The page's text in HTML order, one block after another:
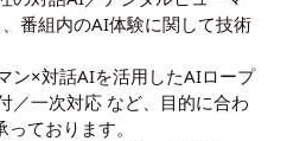
番組内のAI体験に関して技術
ン×対話AIを活用したAIロープ
／一次対応 など、目的に合わ
ております。